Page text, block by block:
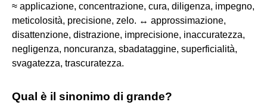
≈ applicazione, concentrazione, cura, diligenza, impegno,
meticolosità, precisione, zelo. ↔ approssimazione,
disattenzione, distrazione, imprecisione, inaccuratezza,
negligenza, noncuranza, sbadataggine, superficialità,
svagatezza, trascuratezza.
Qual è il sinonimo di grande?